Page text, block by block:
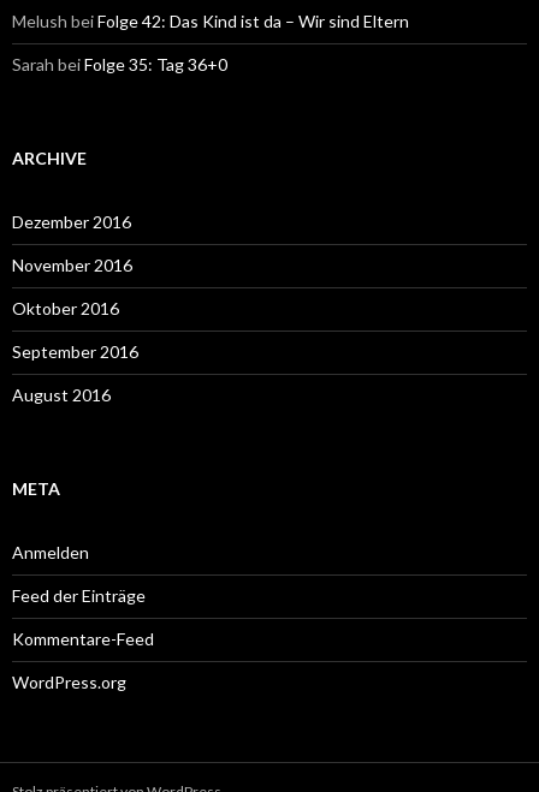
Melush beiFolge 42: Das Kind ist da – Wir sind Eltern
Sarah beiFolge 35: Tag 36+0
ARCHIVE
Dezember 2016
November 2016
Oktober 2016
September 2016
August 2016
META
Anmelden
Feed der Einträge
Kommentare-Feed
WordPress.org